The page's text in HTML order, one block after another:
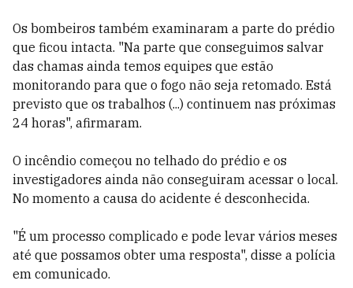
Os bombeiros também examinaram a parte do prédio
que ficou intacta. "Na parte que conseguimos salvar
das chamas ainda temos equipes que estão
monitorando para que o fogo não seja retomado. Está
previsto que os trabalhos (...) continuem nas próximas
24 horas", afirmaram.
O incêndio começou no telhado do prédio e os
investigadores ainda não conseguiram acessar o local.
No momento a causa do acidente é desconhecida.
"É um processo complicado e pode levar vários meses
até que possamos obter uma resposta", disse a polícia
em comunicado.